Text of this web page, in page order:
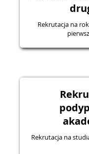
Rekrutacja na
Rekrutacja na